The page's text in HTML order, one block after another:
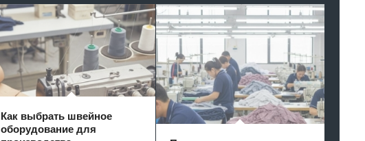
Как выбрать швейное
оборудование для